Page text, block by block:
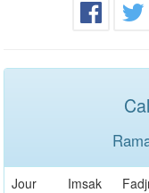
Jour Imsak